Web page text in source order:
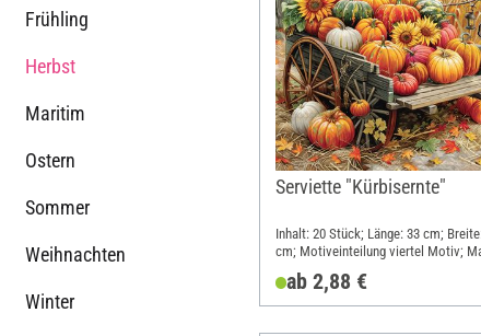
Frühling
Herbst
Maritim
Ostern
Sommer
Weihnachten
Winter
Serviette "Kürbisernte"
Inhalt: 20 Stück; Länge: 33 cm;
cm; Motiveinteilung viertel Motiv;
Papier
ab 2,88 €